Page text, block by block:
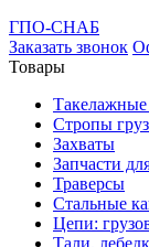
ГПО-СНАБ
Заказать звонок
Товары
Такелажные
Стропы
Захваты
Запчасти
Траверсы
Стальные
Цепи:
Тали,